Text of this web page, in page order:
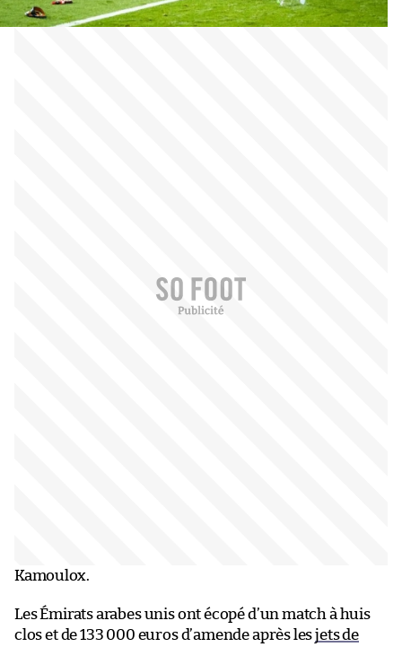
Kamoulox.
Les Émirats arabes unis ont écopé d’un match à huis
clos et de 133 000 euros d’amende après lesjets de